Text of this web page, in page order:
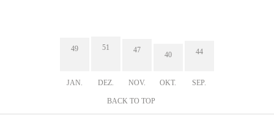
49
JAN.
51
DEZ.
47
NOV.
40
OKT.
44
SEP.
BACK TO TOP